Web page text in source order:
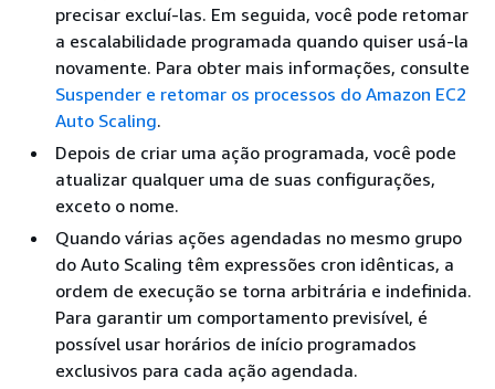
precisar excluí-las. Em seguida, você pode retomar
a escalabilidade programada quando quiser usá-la
novamente. Para obter mais informações, consulte
Suspender e retomar os processos do Amazon EC2
Auto Scaling.
Depois de criar uma ação programada, você pode
atualizar qualquer uma de suas configurações,
exceto o nome.
Quando várias ações agendadas no mesmo grupo
do Auto Scaling têm expressões cron idênticas, a
ordem de execução se torna arbitrária e indefinida.
Para garantir um comportamento previsível, é
possível usar horários de início programados
exclusivos para cada ação agendada.